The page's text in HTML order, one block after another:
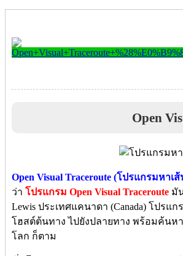
Open
Open Visual Traceroute (โปรแกรมหาเ
ว่า โปรแกรม Open Visual Traceroute มั
Lewis ประเทศแคนาดา (Canada) โปร
โฮสต์ต้นทาง ไปยังปลายทาง พร้อมค้น
โลก ก็ตาม